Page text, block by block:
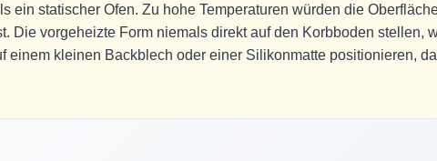
ein statischer Ofen. Zu hohe Temperaturen würden die
Die vorgeheizte Form niemals direkt auf den Korbboden stellen,
einem kleinen Backblech oder einer Silikonmatte positionieren,